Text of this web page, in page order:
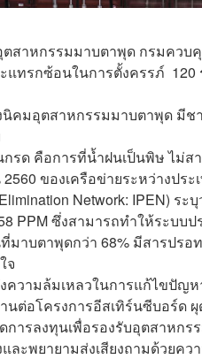
สาหกรรมมาบตาพุด กรมควบ
ทรกซ้อนในการตั้งครรภ์ 120
มอุตสาหกรรมมาบตาพุด มีชา
ด คือการที่น้ำฝนเป็นพิษ ไม่ส
ของเครือข่ายระหว่างประ
Network: IPEN)
PPM ซึ่งสามารถทำให้ระบบ
าบตาพุดกว่า 68% มีสารปรอ
จ
วามล้มเหลวในการแก้ไขปัญ
ต่อโครงการอีสเทิร์นซีบอร์ด
การลงทุนเพื่อรองรับอุตสาห
ะพยายามส่งเสียงถามด้วยคว